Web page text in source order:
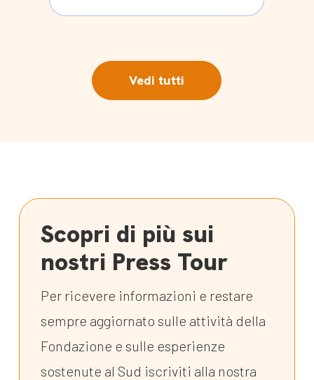
Vedi tutti
Scopri di più sui
nostri Press Tour
Per ricevere informazioni e restare
sempre aggiornato sulle attività della
Fondazione e sulle esperienze
sostenute al Sud iscriviti alla nostra